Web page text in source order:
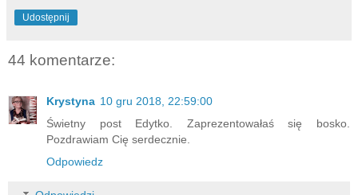
Udostępnij
44 komentarze:
Krystyna 10 gru 2018, 22:59:00
Świetny post Edytko. Zaprezentowałaś się bosko.
Pozdrawiam Cię serdecznie.
Odpowiedz